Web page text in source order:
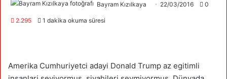
Bayram Kızılkaya 22/03/2016 0
2.295 1 dakika okuma süresi
Amerika Cumhuriyetci adayi Donald Trump az egitimli